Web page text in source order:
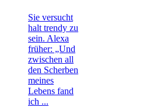
Sie versucht
halt trendy zu
sein. Alexa
früher: „Und
zwischen all
den Scherben
meines
Lebens fand
ich ...